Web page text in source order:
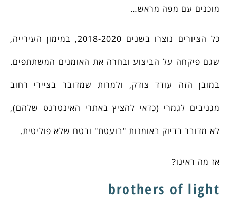
מוכנים עם מפה מראש…
כל הציורים נוצרו בשנים 2018-2020, במימון העירייה,
שגם פיקחה על הביצוע ובחרה את האומנים המשתתפים.
במובן הזה עודד צודק, ולמרות שמדובר בציירי רחוב
מגניבים לגמרי (כדאי להציץ באתרי האינטרנט שלהם),
לא מדובר בדיוק באומנות "בועטת" ובטח שלא פוליטית.
אז מה ראינו?
brothers of light